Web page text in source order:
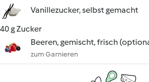
Vanillezucker, selbst gemacht
40 g Zucker
Beeren, gemischt, frisch
zum Garnieren